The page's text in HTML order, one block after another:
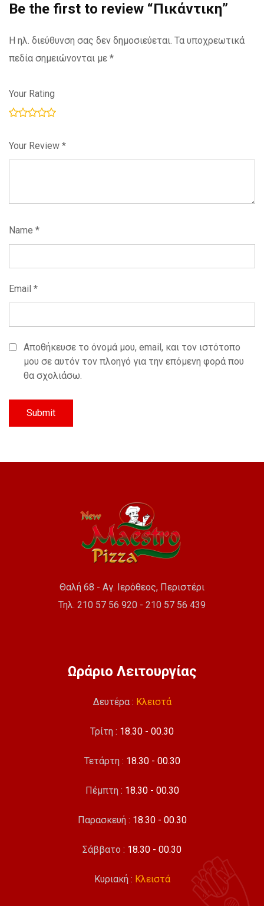
Be the first to review “Πικάντικη”
Η ηλ. διεύθυνση σας δεν δημοσιεύεται. Τα υποχρεωτικά
πεδία σημειώνονται με *
Your Rating
Your Review *
Name *
Email *
Αποθήκευσε το όνομά μου, email, και τον ιστότοπο
μου σε αυτόν τον πλοηγό για την επόμενη φορά που
θα σχολιάσω.
Θαλή 68 - Αγ. Ιερόθεος, Περιστέρι
Τηλ. 210 57 56 920 - 210 57 56 439
Ωράριο Λειτουργίας
Δευτέρα : Κλειστά
Τρίτη : 18.30 - 00.30
Τετάρτη : 18.30 - 00.30
Πέμπτη : 18.30 - 00.30
Παρασκευή : 18.30 - 00.30
Σάββατο : 18.30 - 00.30
Κυριακή : Κλειστά